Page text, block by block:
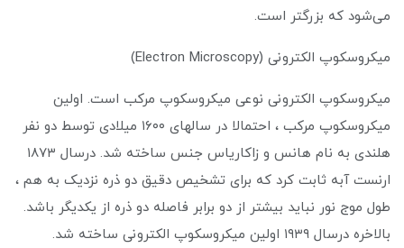
می‌شود که بزرگتر است.
میکروسکوپ الکترونی (Electron Microscopy)
میکروسکوپ الکترونی نوعی میکروسکوپ مرکب است. اولین
میکروسکوپ مرکب ، احتمالا در سالهای ۱۶۰۰ میلادی توسط دو نفر
هلندی به نام هانس و زاکاریاس جنس ساخته شد. درسال ۱۸۷۳
ارنست آبه ثابت کرد که برای تشخیص دقیق دو ذره نزدیک به هم ،
طول موج نور نباید بیشتر از دو برابر فاصله دو ذره از یکدیگر باشد.
بالاخره درسال ۱۹۳۹ اولین میکروسکوپ الکترونی ساخته شد.